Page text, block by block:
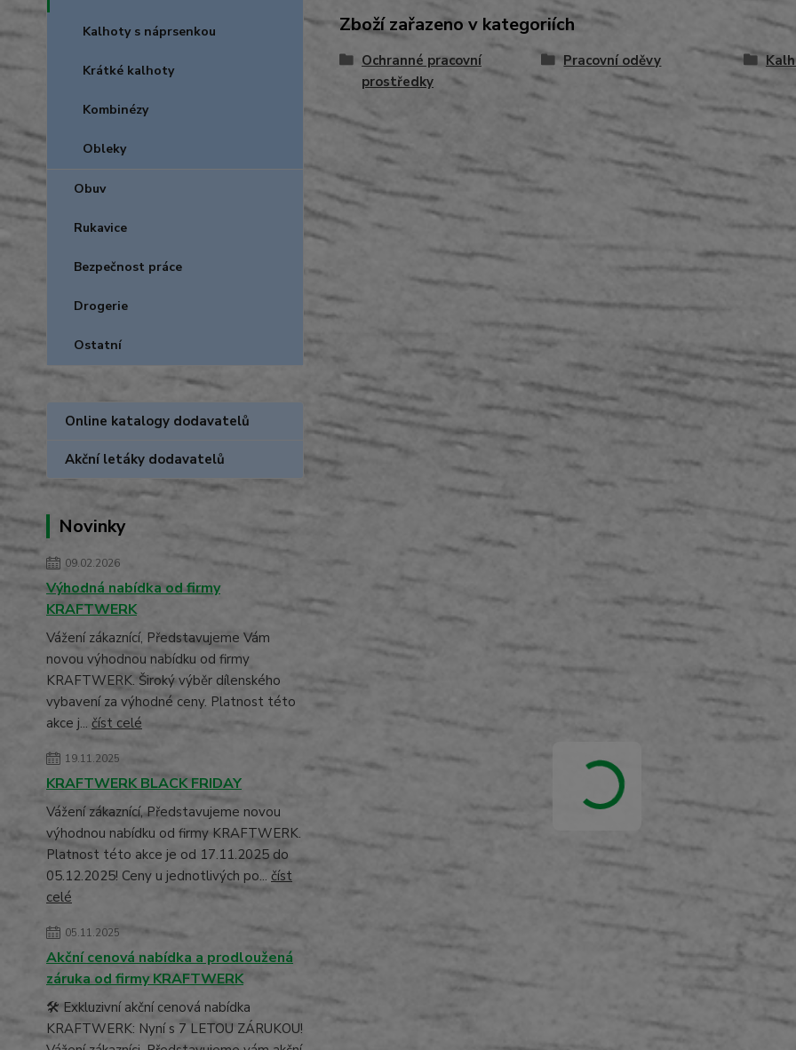
Kalhoty s náprsenkou
Krátké kalhoty
Kombinézy
Obleky
Obuv
Rukavice
Bezpečnost práce
Drogerie
Ostatní
Online katalogy dodavatelů
Akční letáky dodavatelů
Novinky
09.02.2026
Výhodná nabídka od firmy
KRAFTWERK
Vážení zákaznící, Představujeme Vám
novou výhodnou nabídku od firmy
KRAFTWERK. Široký výběr dílenského
vybavení za výhodné ceny. Platnost této
akce j... číst celé
19.11.2025
KRAFTWERK BLACK FRIDAY
Vážení zákaznící, Představujeme novou
výhodnou nabídku od firmy KRAFTWERK.
Platnost této akce je od 17.11.2025 do
05.12.2025! Ceny u jednotlivých po... číst
celé
05.11.2025
Akční cenová nabídka a prodloužená
záruka od firmy KRAFTWERK
🛠️ Exkluzivní akční cenová nabídka
KRAFTWERK: Nyní s 7 LETOU ZÁRUKOU!
Zboží zařazeno v kategoriích
Ochranné pracovní
prostředky
Pracovní oděvy